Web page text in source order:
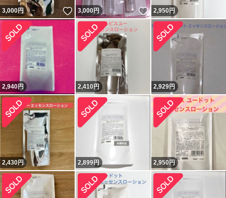
3,000円 いいね！
3,000円 いいね！
2,950円
2,940円 2,410円 2,929円
2,430円 2,899円 2,950 円